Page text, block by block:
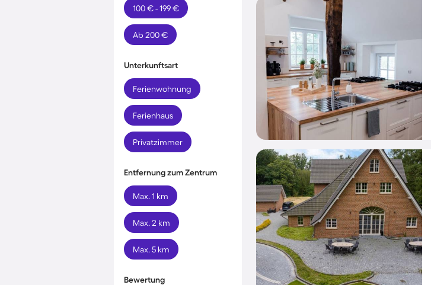
100 € - 199 €
Ab 200 €
Unterkunftsart
Ferienwohnung
Ferienhaus
Privatzimmer
Entfernung zum Zentrum
Max. 1 km
Max. 2 km
Max. 5 km
Bewertung